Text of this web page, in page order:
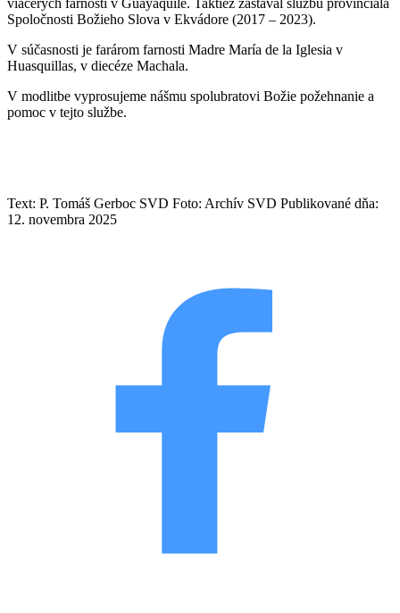
Spoločnosti Božieho Slova v Ekvádore (2017 – 2023).
V súčasnosti je farárom farnosti Madre María de la Iglesia v
Huasquillas, v diecéze Machala.
V modlitbe vyprosujeme nášmu spolubratovi Božie požehnanie a
pomoc v tejto službe.
Text: P. Tomáš Gerboc SVD Foto: Archív SVD Publikované dňa:
12. novembra 2025